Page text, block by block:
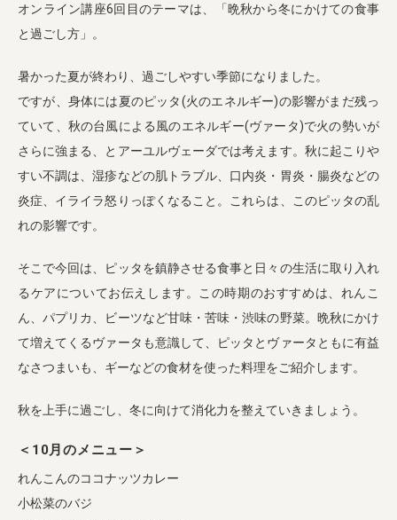
オンライン講座6回目のテーマは、「晩秋から冬にかけての食事
と過ごし方」。
暑かった夏が終わり、過ごしやすい季節になりました。
ですが、身体には夏のピッタ(火のエネルギー)の影響がまだ残っ
ていて、秋の台風による風のエネルギー(ヴァータ)で火の勢いが
さらに強まる、とアーユルヴェーダでは考えます。秋に起こりや
すい不調は、湿疹などの肌トラブル、口内炎・胃炎・腸炎などの
炎症、イライラ怒りっぽくなること。これらは、このピッタの乱
れの影響です。
そこで今回は、ピッタを鎮静させる食事と日々の生活に取り入れ
るケアについてお伝えします。この時期のおすすめは、れんこ
ん、パプリカ、ビーツなど甘味・苦味・渋味の野菜。晩秋にかけ
て増えてくるヴァータも意識して、ピッタとヴァータともに有益
なさつまいも、ギーなどの食材を使った料理をご紹介します。
秋を上手に過ごし、冬に向けて消化力を整えていきましょう。
＜10月のメニュー＞
れんこんのココナッツカレー
小松菜のバジ